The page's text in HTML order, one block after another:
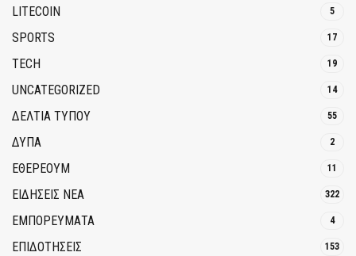
LITECOIN 5
SPORTS 17
TECH 19
UNCATEGORIZED 14
ΔΕΛΤΙΑ ΤΥΠΟΥ 55
ΔΥΠΑ 2
ΕΘΈΡΕΟΥΜ 11
ΕΙΔΗΣΕΙΣ ΝΕΑ 322
ΕΜΠΟΡΕΥΜΑΤΑ 4
ΕΠΙΔΟΤΗΣΕΙΣ 153